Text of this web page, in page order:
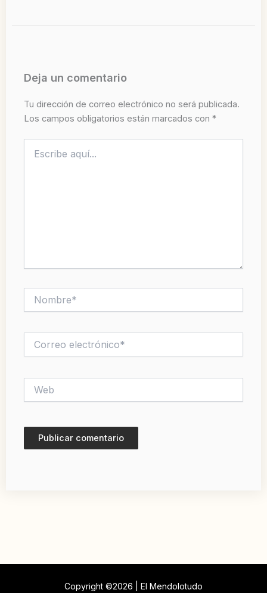
Deja un comentario
Tu dirección de correo electrónico no será publicada.
Los campos obligatorios están marcados con *
aquí...
electrónico*
Copyright ©2026 | El Mendolotudo